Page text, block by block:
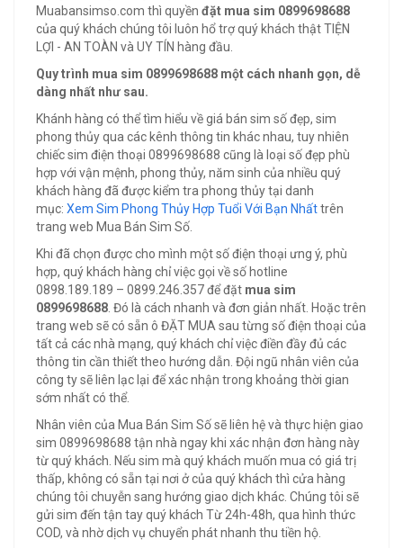
Muabansimso.com thì quyền đặt mua sim 0899698688
của quý khách chúng tôi luôn hổ trợ quý khách thật TIỆN
LỢI - AN TOÀN và UY TÍN hàng đầu.
Quy trình mua sim 0899698688 một cách nhanh gọn, dễ
dàng nhất như sau.
Khánh hàng có thể tìm hiểu về giá bán sim số đẹp, sim
phong thủy qua các kênh thông tin khác nhau, tuy nhiên
chiếc sim điện thoại 0899698688 cũng là loại số đẹp phù
hợp với vận mệnh, phong thủy, năm sinh của nhiều quý
khách hàng đã được kiểm tra phong thủy tại danh
mục: Xem Sim Phong Thủy Hợp Tuổi Với Bạn Nhấttrên
trang web Mua Bán Sim Số.
Khi đã chọn được cho mình một số điện thoại ưng ý, phù
hợp, quý khách hàng chỉ việc gọi về số hotline
0898.189.189 – 0899.246.357 để đặt mua sim
0899698688 . Đó là cách nhanh và đơn giản nhất. Hoặc trên
trang web sẽ có sẵn ô ĐẶT MUA sau từng số điện thoại của
tất cả các nhà mạng, quý khách chỉ việc điền đầy đủ các
thông tin cần thiết theo hướng dẫn. Đội ngũ nhân viên của
công ty sẽ liên lạc lại để xác nhận trong khoảng thời gian
sớm nhất có thể.
Nhân viên của Mua Bán Sim Số sẽ liên hệ và thực hiện giao
sim 0899698688 tận nhà ngay khi xác nhận đơn hàng này
từ quý khách. Nếu sim mà quý khách muốn mua có giá trị
thấp, không có sẵn tại nơi ở của quý khách thì cửa hàng
chúng tôi chuyễn sang hướng giao dịch khác. Chúng tôi sẽ
gửi sim đến tận tay quý khách Từ 24h-48h, qua hình thức
COD, và nhờ dịch vụ chuyển phát nhanh thu tiền hộ.